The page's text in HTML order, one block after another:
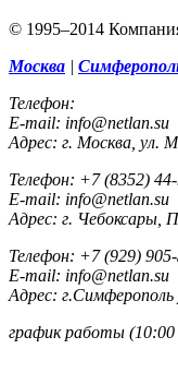
© 1995–2014
Москва |
Телефон:
E-mail: info@netlan.su
Адрес: г. Москва, ул.
Телефон: +7 (8352)
E-mail: info@netlan.su
Адрес: г. Чебоксары,
Телефон: +7 (929)
E-mail: info@netlan.su
Адрес:
график работы